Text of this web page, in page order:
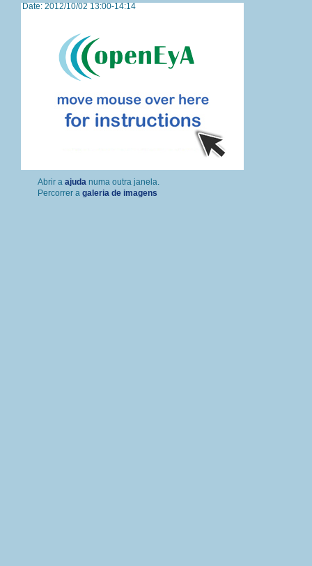
Date: 2012/10/02 13:00-14:14
Percorrer a galeria de imagens